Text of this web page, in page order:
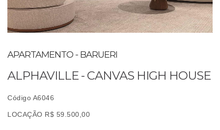
APARTAMENTO - BARUERI
ALPHAVILLE - CANVAS HIGH HOUSE
Código A6046
LOCAÇÃO R$ 59.500,00